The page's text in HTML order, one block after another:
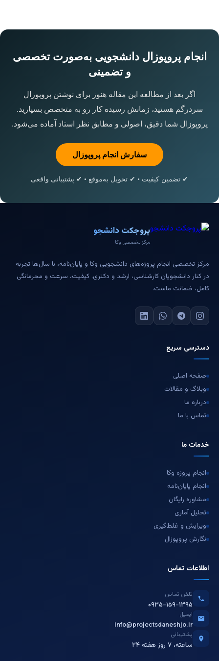
انجام پروپوزال دانشجویی به‌صورت تخصصی
و تضمینی
اگر بعد از مطالعه این مقاله هنوز برای نوشتن پروپوزال
سردرگم هستید، زمانش رسیده کار رو به متخصص بسپارید.
پروپوزال شما دقیق، اصولی و مطابق نظر استاد آماده می‌شود.
سفارش انجام پروپوزال
✔ تضمین کیفیت • ✔ تحویل به‌موقع • ✔ پشتیبانی واقعی
پروجکت دانشجو
مرکز تخصصی وکا
مرکز تخصصی انجام پروژه‌های دانشجویی وکا و پایان‌نامه، با سال‌ها تجربه
در کنار دانشجویان کارشناسی، ارشد و دکتری. کیفیت، سرعت و محرمانگی
کامل، ضمانت ماست.
دسترسی سریع
صفحه اصلی
وبلاگ و مقالات
درباره ما
تماس با ما
خدمات ما
انجام پروژه وکا
انجام پایان‌نامه
مشاوره رایگان
تحلیل آماری
ویرایش و غلط‌گیری
نگارش پروپوزال
اطلاعات تماس
تلفن تماس
۰۹۳۵-۱۵۹-۱۳۹۵
ایمیل
info@projectsdaneshjo.ir
پشتیبانی
۲۴ ساعته، ۷ روز هفته